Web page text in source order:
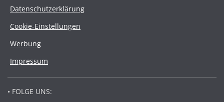
Datenschutzerklärung
Cookie-Einstellungen
Werbung
Impressum
• FOLGE UNS: